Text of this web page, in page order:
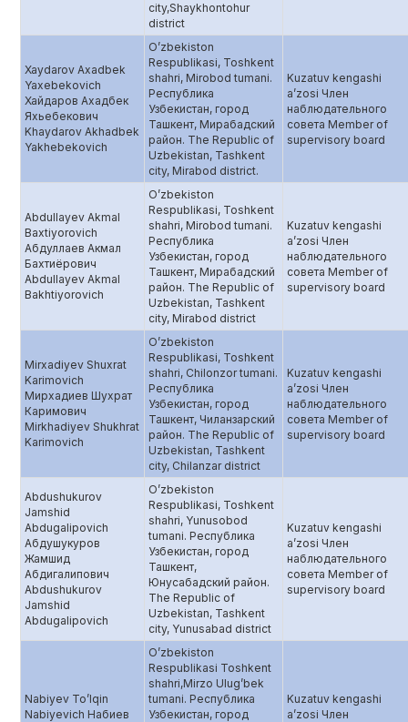
city,Shaykhontohur
district
Xaydarov Axadbek
Yaxebekovich
Хайдаров Ахадбек
Яхьебекович
Khaydarov Akhadbek
Yakhebekovich
O’zbekiston
Respublikasi, Toshkent
shahri, Mirobod tumani.
Республика
Узбекистан, город
Ташкент, Мирабадский
район. The Republic of
Uzbekistan, Tashkent
city, Mirabod district.
Kuzatuv kengashi
a’zosi Член
наблюдательного
совета Member of
supervisory board
Abdullayev Akmal
Baxtiyorovich
Абдуллаев Акмал
Бахтиёрович
Abdullayev Akmal
Bakhtiyorovich
O’zbekiston
Respublikasi, Toshkent
shahri, Mirobod tumani.
Республика
Узбекистан, город
Ташкент, Мирабадский
район. The Republic of
Uzbekistan, Tashkent
city, Mirabod district
Kuzatuv kengashi
a’zosi Член
наблюдательного
совета Member of
supervisory board
Mirxadiyev Shuxrat
Karimovich
Мирхадиев Шухрат
Каримович
Mirkhadiyev Shukhrat
Karimovich
O’zbekiston
Respublikasi, Toshkent
shahri, Chilonzor tumani.
Республика
Узбекистан, город
Ташкент, Чиланзарский
район. The Republic of
Uzbekistan, Tashkent
city, Chilanzar district
Kuzatuv kengashi
a’zosi Член
наблюдательного
совета Member of
supervisory board
Abdushukurov
Jamshid
Abdugalipovich
Абдушукуров
Жамшид
Абдигалипович
Abdushukurov
Jamshid
Abdugalipovich
O’zbekiston
Respublikasi, Toshkent
shahri, Yunusobod
tumani. Республика
Узбекистан, город
Ташкент,
Юнусабадский район.
The Republic of
Uzbekistan, Tashkent
city, Yunusabad district
Kuzatuv kengashi
a’zosi Член
наблюдательного
совета Member of
supervisory board
Nabiyev To’lqin
Nabiyevich Набиев
O’zbekiston
Respublikasi Toshkent
shahri,Mirzo Ulug’bek
tumani. Республика
Узбекистан, город
Kuzatuv kengashi
a’zosi Член